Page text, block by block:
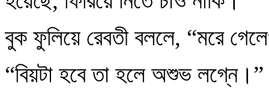
বুক ফুলিয়ে রেবতী বললে, “মরে
“বিয়টা হবে তা হলে অশুভ লগ্নে।”